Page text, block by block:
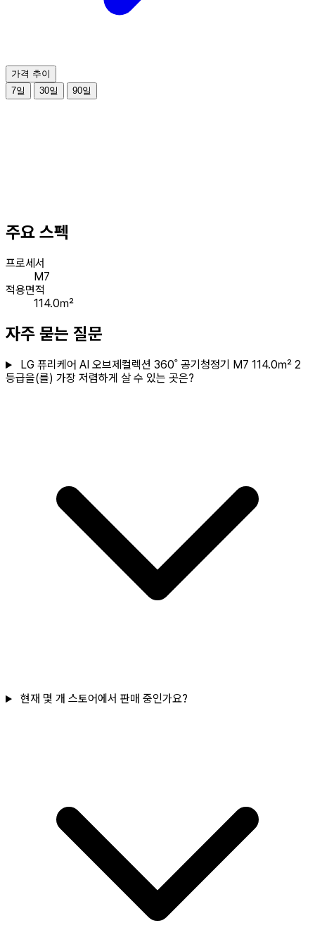
가격 추이
7일
30일 90일
주요 스펙
프로세서
M7
적용면적
114.0㎡
자주 묻는 질문
LG 퓨리케어 AI 오브제컬렉션 360˚ 공기청정기 M7 114.0㎡ 2
등급을(를) 가장 저렴하게 살 수 있는 곳은?
현재 몇 개 스토어에서 판매 중인가요?